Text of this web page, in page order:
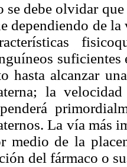
se debe olvidar
dependiendo de
suficientes
hasta alcanzar
la
La vía más
medio de la
del fármaco o